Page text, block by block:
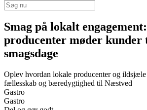
Smag på lokalt
producenter møder kunder
smagsdage
Oplev hvordan lokale producenter og ildsjæle
fællesskab og bæredygtighed til Næstved
Gastro
Gastro